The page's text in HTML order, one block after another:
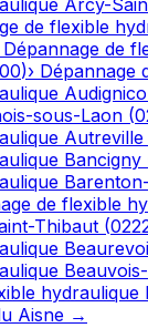
Arcy-
de flexible
Dépannage de
)› Dépannage
sous-Laon (
Autreville
Bancigny
de flexible
Thibaut (
hydraulique
Aisne →